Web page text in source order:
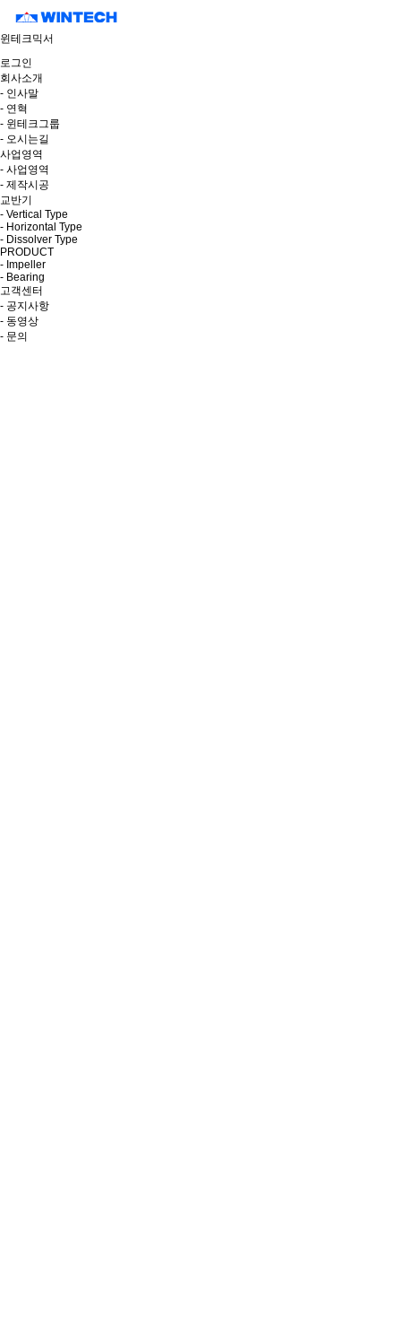
윈테크믹서
로그인
회사소개
- 인사말
- 연혁
- 윈테크그룹
- 오시는길
사업영역
- 사업영역
- 제작시공
교반기
- Vertical Type
- Horizontal Type
- Dissolver Type
PRODUCT
- Impeller
- Bearing
고객센터
- 공지사항
- 동영상
- 문의